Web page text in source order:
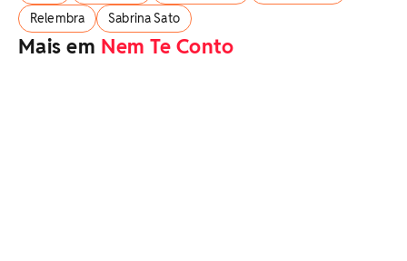
Relembra
Sabrina Sato
Mais em Nem Te Conto